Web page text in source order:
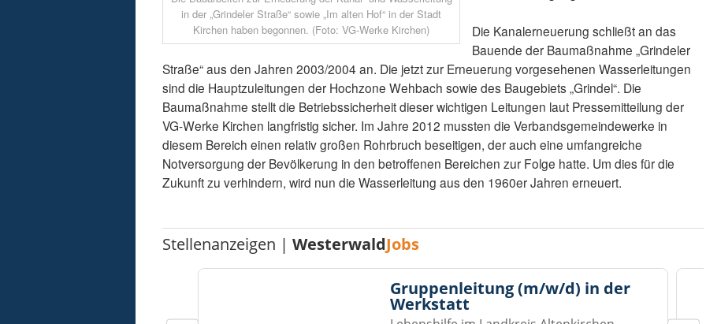
in der „Grindeler Straße“ sowie „Im alten Hof“ in der Stadt
Kirchen haben begonnen. (Foto: VG-Werke Kirchen)
Die Kanalerneuerung schließt an das
Bauende der Baumaßnahme „Grindeler
Straße“ aus den Jahren 2003/2004 an. Die jetzt zur Erneuerung vorgesehenen Wasserleitungen
sind die Hauptzuleitungen der Hochzone Wehbach sowie des Baugebiets „Grindel“. Die
Baumaßnahme stellt die Betriebssicherheit dieser wichtigen Leitungen laut Pressemitteilung der
VG-Werke Kirchen langfristig sicher. Im Jahre 2012 mussten die Verbandsgemeindewerke in
diesem Bereich einen relativ großen Rohrbruch beseitigen, der auch eine umfangreiche
Notversorgung der Bevölkerung in den betroffenen Bereichen zur Folge hatte. Um dies für die
Zukunft zu verhindern, wird nun die Wasserleitung aus den 1960er Jahren erneuert.
Stellenanzeigen |WesterwaldJobs
Gruppenleitung (m/w/d) in der
Werkstatt